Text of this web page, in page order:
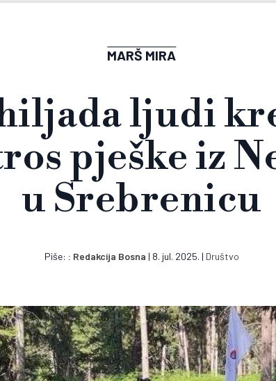
MARŠ MIRA
ljudi
pješke iz
u Srebrenicu
Piše: Redakcija Bosna | 8. jul. 2025. | Društvo